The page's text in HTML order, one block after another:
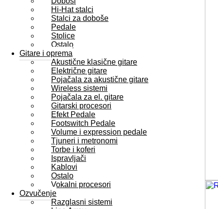
Hi-Hat stalci
Stalci za doboše
Pedale
Stolice
Ostalo
Gitare i oprema
Akustične klasične gitare
Električne gitare
Pojačala za akustične gitare
Wireless sistemi
Pojačala za el. gitare
Gitarski procesori
Efekt Pedale
Footswitch Pedale
Volume i expression pedale
Tjuneri i metronomi
Torbe i koferi
Ispravljači
Kablovi
Ostalo
Vokalni procesori
Ozvučenje
Razglasni sistemi